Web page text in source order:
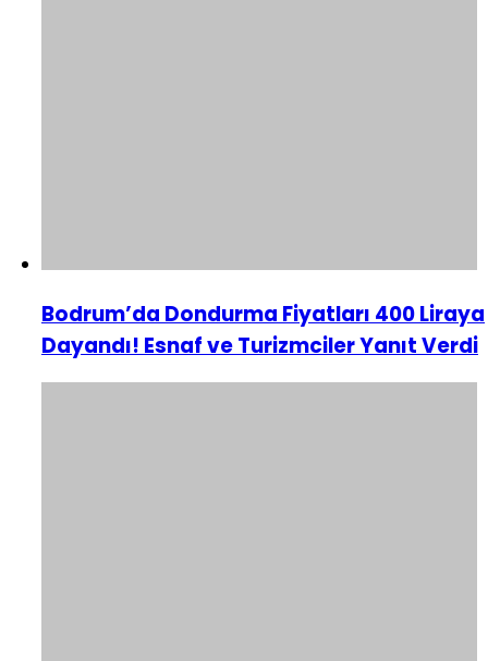
Bodrum’da Dondurma Fiyatları 400 Liraya
Dayandı! Esnaf ve Turizmciler Yanıt Verdi